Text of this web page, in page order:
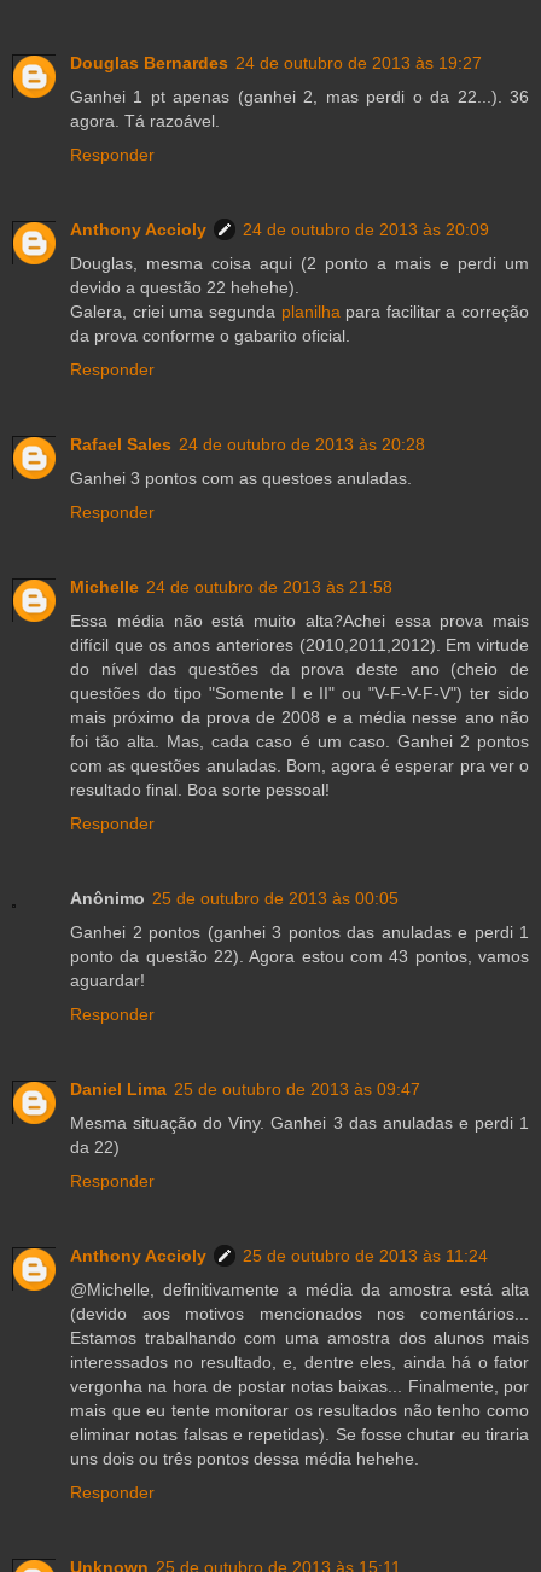
Douglas Bernardes 24 de outubro de 2013 às 19:27
Ganhei 1 pt apenas (ganhei 2, mas perdi o da 22...). 36
agora. Tá razoável.
Responder
Anthony Accioly
24 de outubro de 2013 às 20:09
Douglas, mesma coisa aqui (2 ponto a mais e perdi um
devido a questão 22 hehehe).
Galera, criei uma segunda planilhapara facilitar a correção
da prova conforme o gabarito oficial.
Responder
Rafael Sales 24 de outubro de 2013 às 20:28
Ganhei 3 pontos com as questoes anuladas.
Responder
Michelle 24 de outubro de 2013 às 21:58
Essa média não está muito alta?Achei essa prova mais
difícil que os anos anteriores (2010,2011,2012). Em virtude
do nível das questões da prova deste ano (cheio de
questões do tipo "Somente I e II" ou "V-F-V-F-V") ter sido
mais próximo da prova de 2008 e a média nesse ano não
foi tão alta. Mas, cada caso é um caso. Ganhei 2 pontos
com as questões anuladas. Bom, agora é esperar pra ver o
resultado final. Boa sorte pessoal!
Responder
Anônimo 25 de outubro de 2013 às 00:05
Ganhei 2 pontos (ganhei 3 pontos das anuladas e perdi 1
ponto da questão 22). Agora estou com 43 pontos, vamos
aguardar!
Responder
Daniel Lima 25 de outubro de 2013 às 09:47
Mesma situação do Viny. Ganhei 3 das anuladas e perdi 1
da 22)
Responder
Anthony Accioly
25 de outubro de 2013 às 11:24
@Michelle, definitivamente a média da amostra está alta
(devido aos motivos mencionados nos comentários...
Estamos trabalhando com uma amostra dos alunos mais
interessados no resultado, e, dentre eles, ainda há o fator
vergonha na hora de postar notas baixas... Finalmente, por
mais que eu tente monitorar os resultados não tenho como
eliminar notas falsas e repetidas). Se fosse chutar eu tiraria
uns dois ou três pontos dessa média hehehe.
Responder
Unknown 25 de outubro de 2013 às 15:11